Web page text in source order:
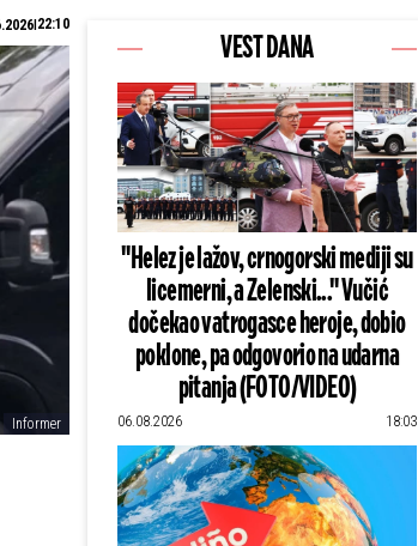
22:10
Informer
VEST DANA
"Helez je lažov, crnogorski mediji su
licemerni, a Zelenski..." Vučić
dočekao vatrogasce heroje, dobio
poklone, pa odgovorio na udarna
pitanja (FOTO/VIDEO)
06.08.2026 18:03